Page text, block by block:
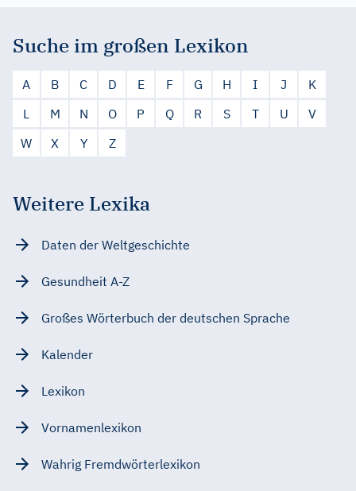
Suche im großen Lexikon
A B C D E F G H I J
K
L
M N O P Q R S T U
V
W
X Y Z
Weitere Lexika
Daten der Weltgeschichte
Gesundheit A-Z
Großes Wörterbuch der deutschen Sprache
Kalender
Lexikon
Vornamenlexikon
Wahrig Fremdwörterlexikon